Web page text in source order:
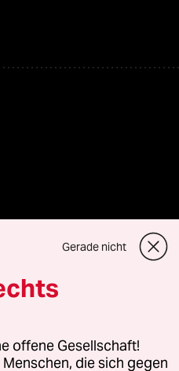
GmbH
Fragen oder für Genehmigungen
Gerade nicht
offene Gesellschaft!
die sich gegen